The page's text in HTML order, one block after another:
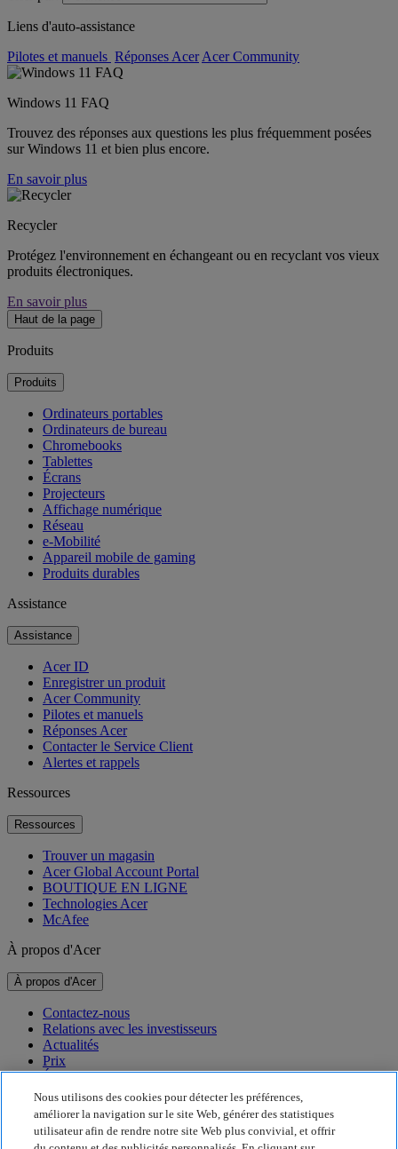
Liens d'auto-assistance
Pilotes et manuels Réponses Acer Acer Community
Windows 11 FAQ
Trouvez des réponses aux questions les plus fréquemment posées
sur Windows 11 et bien plus encore.
En savoir plus
Recycler
Protégez l'environnement en échangeant ou en recyclant vos vieux
produits électroniques.
En savoir plus
Haut de la page
Produits
Produits
Ordinateurs portables
Ordinateurs de bureau
Chromebooks
Tablettes
Écrans
Projecteurs
Affichage numérique
Réseau
e-Mobilité
Appareil mobile de gaming
Produits durables
Assistance
Assistance
Acer ID
Enregistrer un produit
Acer Community
Pilotes et manuels
Réponses Acer
Contacter le Service Client
Alertes et rappels
Ressources
Ressources
Trouver un magasin
Acer Global Account Portal
BOUTIQUE EN LIGNE
Technologies Acer
McAfee
À propos d'Acer
À propos d'Acer
Contactez-nous
Relations avec les investisseurs
Actualités
Prix
Événements
Développement durable
Développement durable
Nous utilisons des cookies pour détecter les préférences,
améliorer la navigation sur le site Web, générer des statistiques
utilisateur afin de rendre notre site Web plus convivial, et offrir